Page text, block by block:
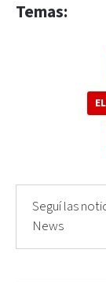
Temas:
Seguí las
News